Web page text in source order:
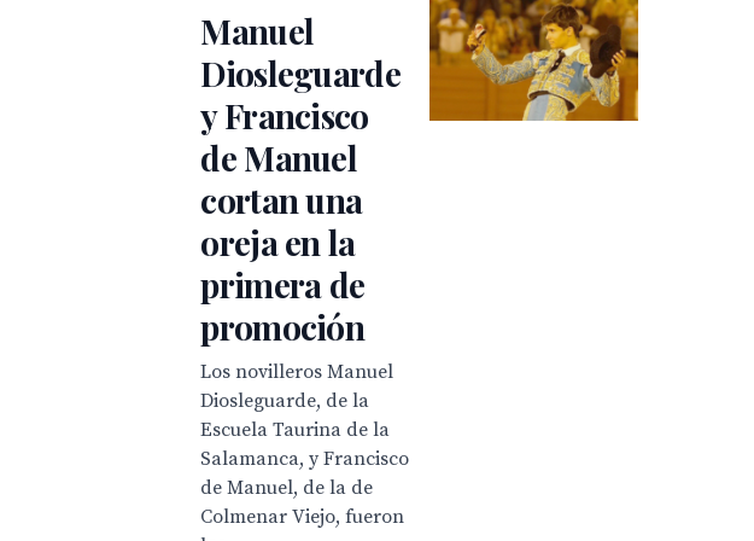
Manuel
Diosleguarde
y Francisco
de Manuel
cortan una
oreja en la
primera de
promoción
Los novilleros Manuel
Diosleguarde, de la
Escuela Taurina de la
Salamanca, y Francisco
de Manuel, de la de
Colmenar Viejo, fueron